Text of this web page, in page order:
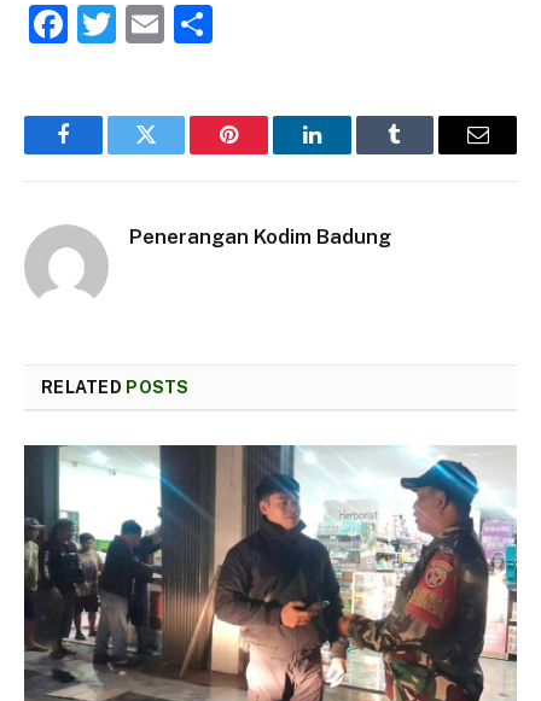
Facebook
Twitter
Email
FacebookTwitter Pinterest LinkedInTumblr Email
Penerangan Kodim Badung
RELATED POSTS